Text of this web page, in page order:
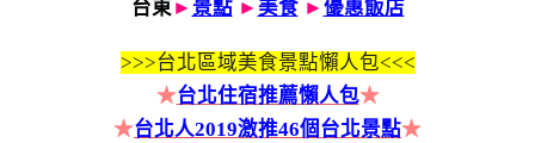
台東► 景點 ► 美食► 優惠飯店
>>>台北區域美食景點懶人包<<<
★台北住宿推薦懶人包★
★台北人2019激推46個台北景點★